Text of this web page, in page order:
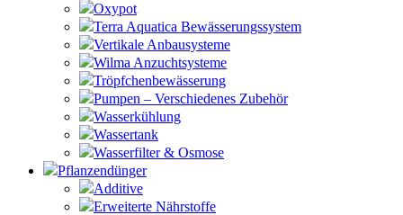
Oxypot
Terra Aquatica Bewässerungssystem
Vertikale Anbausysteme
Wilma Anzuchtsysteme
Tröpfchenbewässerung
Pumpen – Verschiedenes Zubehör
Wasserkühlung
Wassertank
Wasserfilter & Osmose
Pflanzendünger
Additive
Erweiterte Nährstoffe